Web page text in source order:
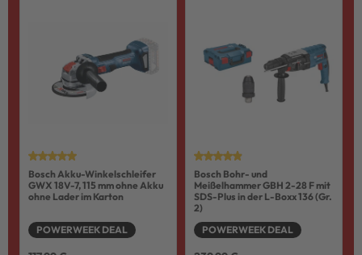
Bosch Akku-Winkelschleifer
GWX 18V-7, 115 mm ohne Akku
ohne Lader im Karton
POWERWEEK DEAL
Bosch Bohr- und
Meißelhammer GBH 2-28 F mit
SDS-Plus in der L-Boxx 136 (Gr.
2)
POWERWEEK DEAL